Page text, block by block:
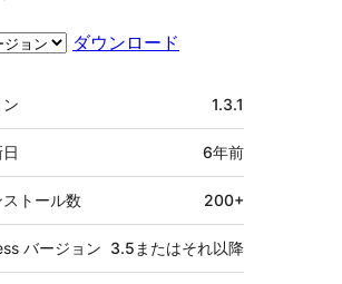
ダウンロード
1.3.1
6年前
トール数 200+
バージョン 3.5またはそれ以降